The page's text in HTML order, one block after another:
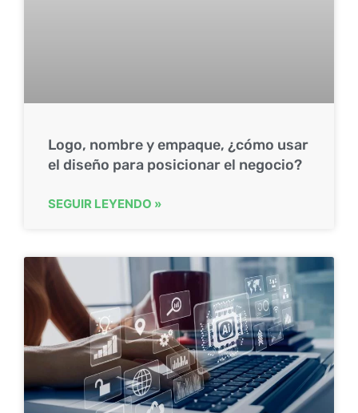
Logo, nombre y empaque, ¿cómo usar
el diseño para posicionar el negocio?
SEGUIR LEYENDO »